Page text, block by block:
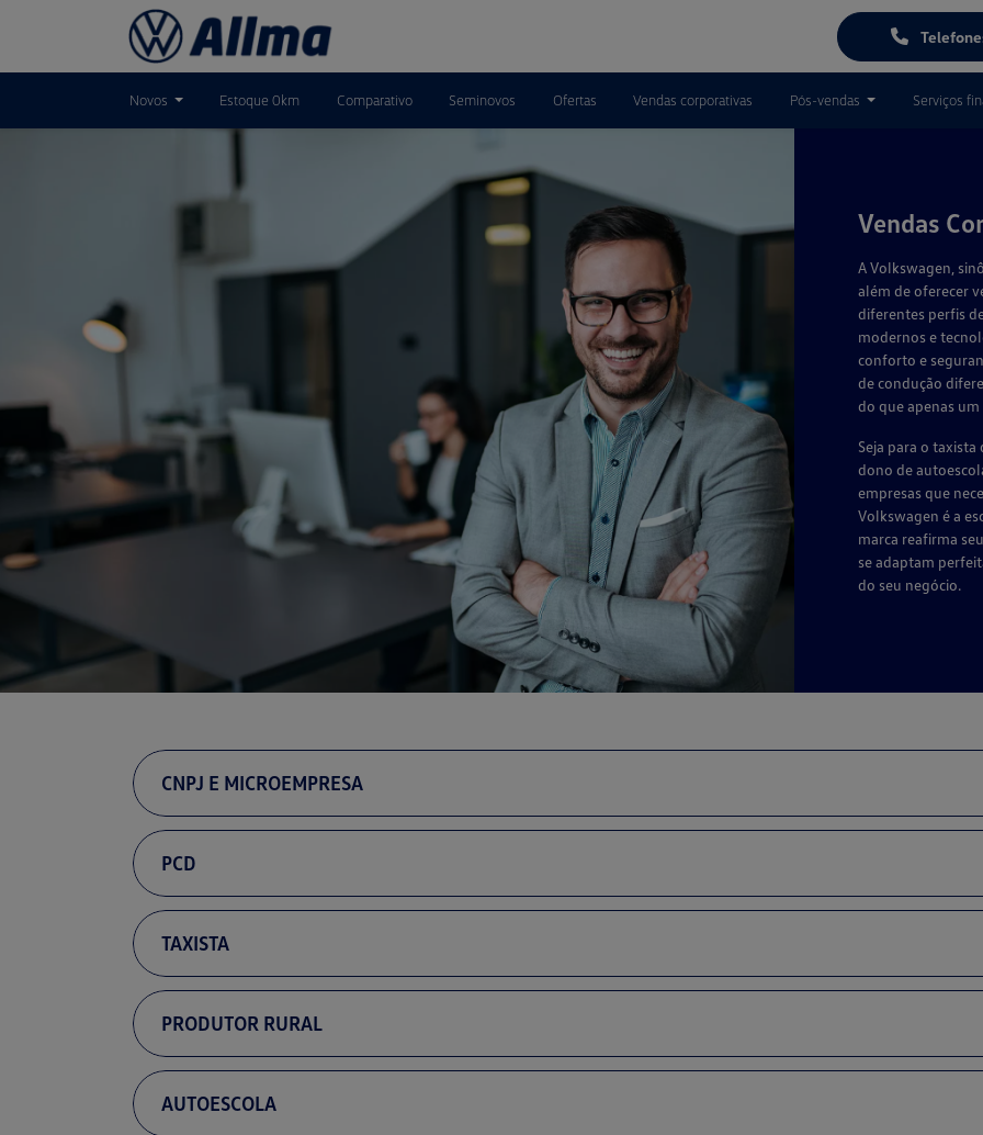
Novos Estoque 0km Comparativo Seminovos Ofertas Vendas corporativas Pós-vendas Serviços
Vendas
A Volkswagen,
além de oferecer
diferentes perfis
modernos e
conforto e
de condução
do que apenas um
Seja para o
dono de
empresas que
Volkswagen é a
marca reafirma
se adaptam
do seu negócio.
CNPJ E MICROEMPRESA
PCD
TAXISTA
PRODUTOR RURAL
AUTOESCOLA